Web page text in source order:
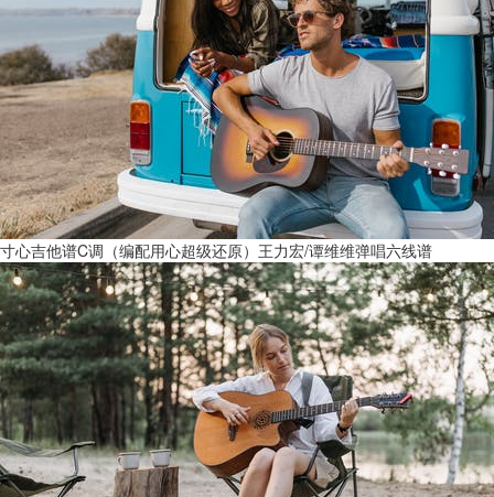
寸心吉他谱C调（编配用心超级还原）王力宏/谭维维弹唱六线谱